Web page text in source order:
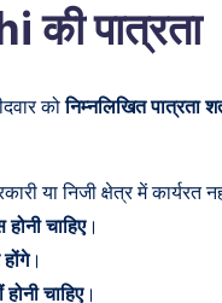
की पात्रता
कोनिम्नलिखित पात्रता
या निजी क्षेत्र में कार्यरत
चाहिए।
।
चाहिए।